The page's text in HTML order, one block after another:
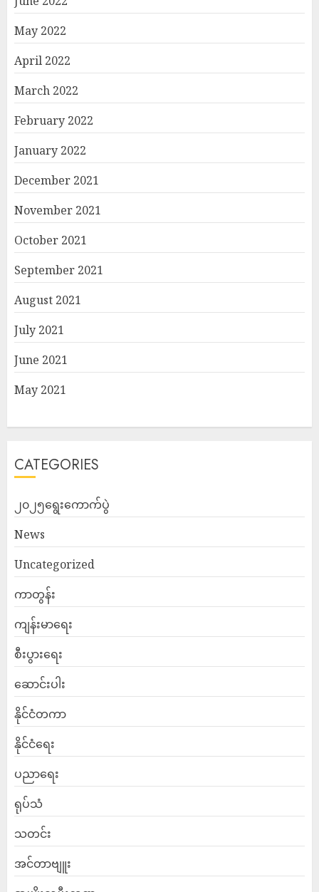
May 2022
April 2022
March 2022
February 2022
January 2022
December 2021
November 2021
October 2021
September 2021
August 2021
July 2021
June 2021
May 2021
CATEGORIES
၂၀၂၅ရွေးကောက်ပွဲ
News
Uncategorized
ကာတွန်း
ကျန်းမာရေး
စီးပွားရေး
ဆောင်းပါး
နိုင်ငံတကာ
နိုင်ငံရေး
ပညာရေး
ရုပ်သံ
သတင်း
အင်တာဗျူး